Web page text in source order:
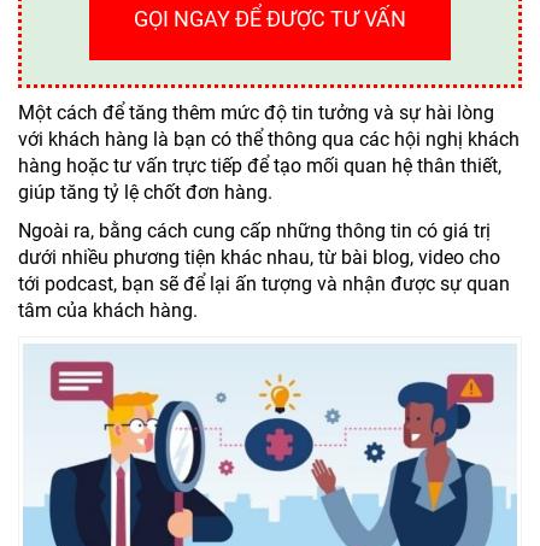
GỌI NGAY ĐỂ ĐƯỢC TƯ VẤN
Một cách để tăng thêm mức độ tin tưởng và sự hài lòng
với khách hàng là bạn có thể thông qua các hội nghị khách
hàng hoặc tư vấn trực tiếp để tạo mối quan hệ thân thiết,
giúp tăng tỷ lệ chốt đơn hàng.
Ngoài ra, bằng cách cung cấp những thông tin có giá trị
dưới nhiều phương tiện khác nhau, từ bài blog, video cho
tới podcast, bạn sẽ để lại ấn tượng và nhận được sự quan
tâm của khách hàng.